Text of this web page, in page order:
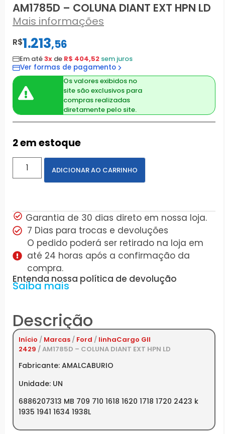
AM1785D – COLUNA DIANT EXT HPN LD
Mais informações
R$1.213,56
Em até3x de R$ 404,52 sem juros
Ver formas de pagamento
Os valores exibidos no
site são exclusivos para
compras realizadas
diretamente pelo site.
2 em estoque
ADICIONAR AO CARRINHO
Garantia de 30 dias direto em nossa loja.
7 Dias para trocas e devoluções
O pedido poderá ser retirado na loja em
até 24 horas após a confirmação da
compra.
Entenda nossa política de devolução
Saiba mais
Descrição
Início / Marcas / Ford / linhaCargo GII
2429 / AM1785D – COLUNA DIANT EXT HPN LD
Fabricante: AMALCABURIO
Unidade: UN
6886207313 MB 709 710 1618 1620 1718 1720 2423 k
1935 1941 1634 1938L